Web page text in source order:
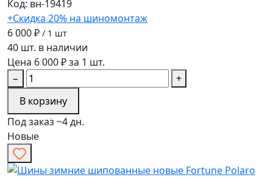
Код: вн-19419
+Скидка 20% на шиномонтаж
6 000 ₽ / 1 шт
40 шт. в наличии
Цена 6 000 ₽ за 1 шт.
−
+
В корзину
Под заказ ~4 дн.
Новые